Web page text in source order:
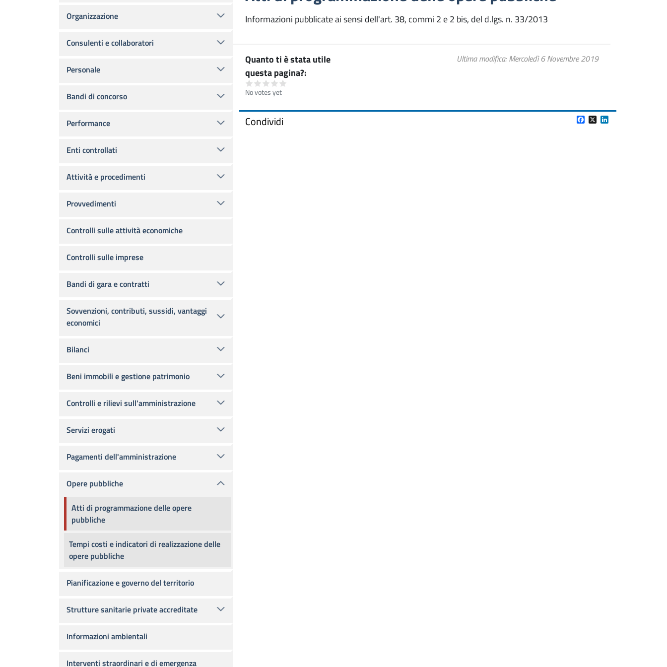
Informazioni pubblicate ai sensi dell'art. 38, commi 2 e 2 bis, del d.lgs. n. 33/2013
Quanto ti è stata utile
questa pagina?
No votes yet
Ultima modifica Mercoledì 6 Novembre 2019
Condividi Facebook
X
Organizzazione
Consulenti e collaboratori
Personale
Bandi di concorso
Performance
Enti controllati
Attività e procedimenti
Provvedimenti
Controlli sulle attività economiche
Controlli sulle imprese
Bandi di gara e contratti
Sovvenzioni, contributi, sussidi, vantaggi
economici
Bilanci
Beni immobili e gestione patrimonio
Controlli e rilievi sull'amministrazione
Servizi erogati
Pagamenti dell'amministrazione
Opere pubbliche
Atti di programmazione delle opere
pubbliche
Tempi costi e indicatori di realizzazione delle
opere pubbliche
Pianificazione e governo del territorio
Strutture sanitarie private accreditate
Informazioni ambientali
Interventi straordinari e di emergenza